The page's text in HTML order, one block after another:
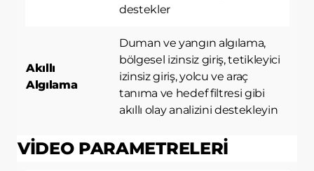
destekler
Akıllı
Algılama
Duman ve yangın algılama,
bölgesel izinsiz giriş, tetikleyici
izinsiz giriş, yolcu ve araç
tanıma ve hedef filtresi gibi
akıllı olay analizini destekleyin
VİDEO PARAMETRELERİ